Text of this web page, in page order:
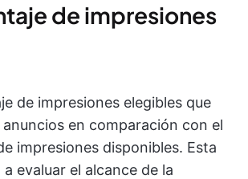
de impresiones
de impresiones elegibles que
en comparación con el
impresiones disponibles. Esta
evaluar el alcance de la